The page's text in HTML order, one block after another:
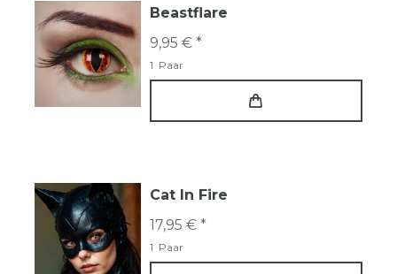
Beastflare
9,95 € *
1 Paar
Cat In Fire
17,95 € *
1 Paar